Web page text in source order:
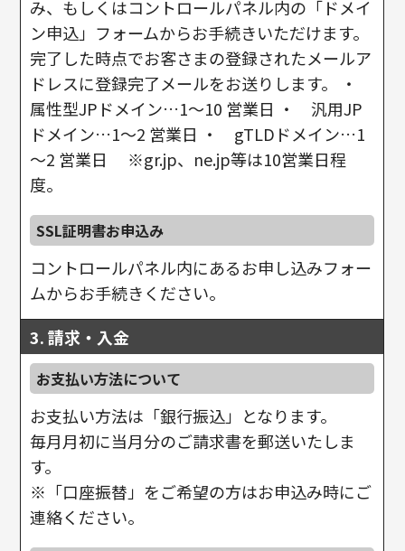
み、もしくはコントロールパネル内の「ドメイ
ン申込」フォームからお手続きいただけます。
完了した時点でお客さまの登録されたメールア
ドレスに登録完了メールをお送りします。 ・
属性型JPドメイン…1～10 営業日 ・ 汎用JP
ドメイン…1～2 営業日 ・ gTLDドメイン…1
～2 営業日 ※gr.jp、ne.jp等は10営業日程
度。
SSL証明書お申込み
コントロールパネル内にあるお申し込みフォー
ムからお手続きください。
3. 請求・入金
お支払い方法について
お支払い方法は「銀行振込」となります。
毎月月初に当月分のご請求書を郵送いたしま
す。
※「口座振替」をご希望の方はお申込み時にご
連絡ください。